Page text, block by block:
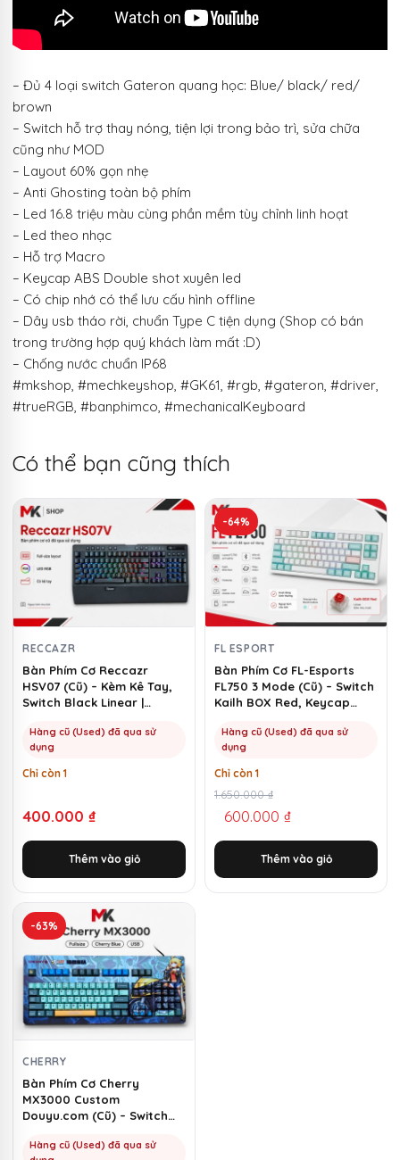
– Đủ 4 loại switch Gateron quang học: Blue/ black/ red/
brown
– Switch hỗ trợ thay nóng, tiện lợi trong bảo trì, sửa chữa
cũng như MOD
– Layout 60% gọn nhẹ
– Anti Ghosting toàn bộ phím
– Led 16.8 triệu màu cùng phần mềm tùy chỉnh linh hoạt
– Led theo nhạc
– Hỗ trợ Macro
– Keycap ABS Double shot xuyên led
– Có chip nhớ có thể lưu cấu hình offline
– Dây usb tháo rời, chuẩn Type C tiện dụng (Shop có bán
trong trường hợp quý khách làm mất :D)
– Chống nước chuẩn IP68
#mkshop, #mechkeyshop, #GK61, #rgb, #gateron, #driver,
#trueRGB, #banphimco, #mechanicalKeyboard
Có thể bạn cũng thích
RECCAZR
Bàn Phím Cơ Reccazr
HSV07 (Cũ) – Kèm Kê Tay,
Switch Black Linear |
Hàng cũ (Used) đã qua sử
dụng
Chỉ còn 1
400.000 ₫
Thêm vào giỏ
-64%
FL ESPORT
Bàn Phím Cơ FL-Esports
FL750 3 Mode (Cũ) – Switch
Kailh BOX Red, Keycap
Hàng cũ (Used) đã qua sử
dụng
Chỉ còn 1
1.650.000₫
Giá
gốc
là:
1.650.000 ₫.
600.000 ₫
Giá
hiện
tại
là:
600.000 ₫.
Thêm vào giỏ
-63%
CHERRY
Bàn Phím Cơ Cherry
MX3000 Custom
Douyu.com (Cũ) – Switch
Hàng cũ (Used) đã qua sử